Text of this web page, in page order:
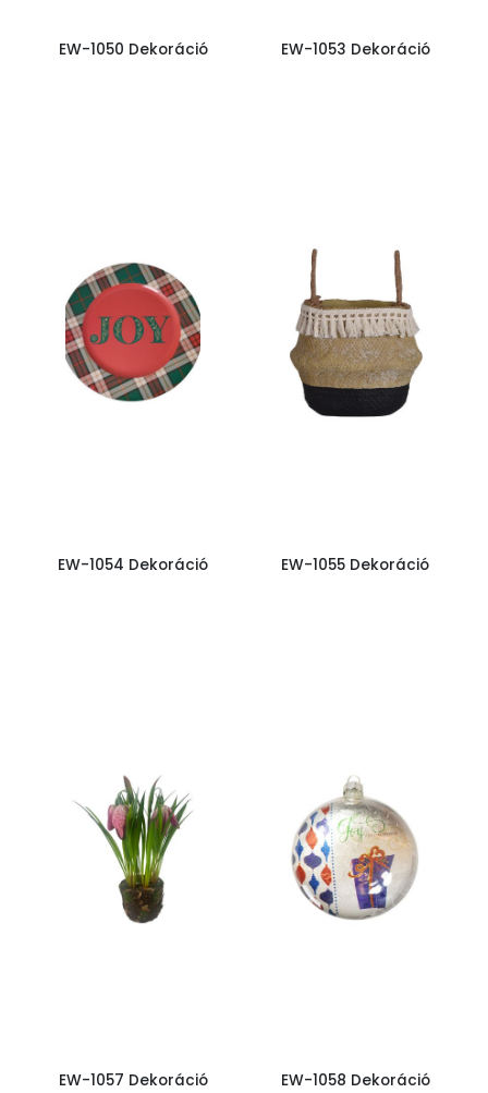
EW-1050 Dekoráció EW-1053 Dekoráció
EW-1054 Dekoráció EW-1055 Dekoráció
EW-1057 Dekoráció EW-1058 Dekoráció